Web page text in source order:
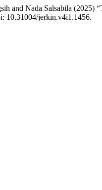
and Nada Salsabila (2025)
10.31004/jerkin.v4i1.1456.